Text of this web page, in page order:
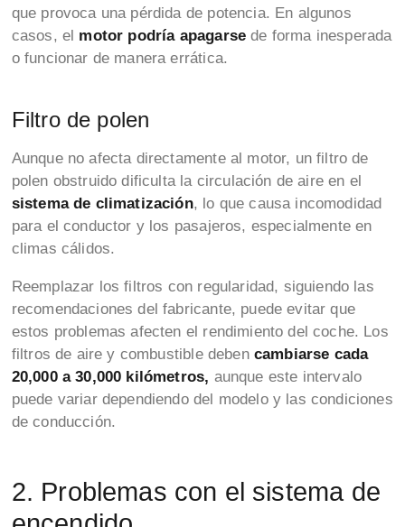
que provoca una pérdida de potencia. En algunos
casos, el motor podría apagarsede forma inesperada
o funcionar de manera errática.
Filtro de polen
Aunque no afecta directamente al motor, un filtro de
polen obstruido dificulta la circulación de aire en el
sistema de climatización, lo que causa incomodidad
para el conductor y los pasajeros, especialmente en
climas cálidos.
Reemplazar los filtros con regularidad, siguiendo las
recomendaciones del fabricante, puede evitar que
estos problemas afecten el rendimiento del coche. Los
filtros de aire y combustible debencambiarse cada
20,000 a 30,000 kilómetros, aunque este intervalo
puede variar dependiendo del modelo y las condiciones
de conducción.
2. Problemas con el sistema de